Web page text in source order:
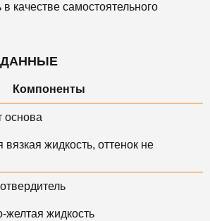
качестве самостоятельного
ДАННЫЕ
Компоненты
основа
вязкая жидкость, оттенок не
желтая жидкость